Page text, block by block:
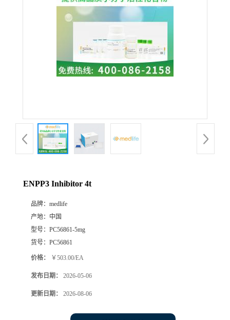
ENPP3 Inhibitor 4t
品牌： medlife
产地： 中国
型号： PC56861-5mg
货号： PC56861
价格： ￥503.00/EA
发布日期： 2026-05-06
更新日期： 2026-08-06